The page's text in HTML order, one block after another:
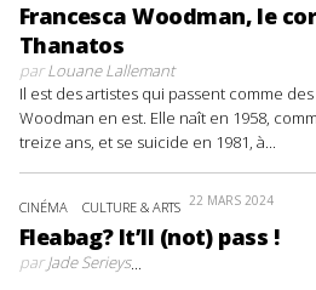
Francesca Woodman, le
Thanatos
parLouane Lallemant
Il est des artistes qui passent comme
Woodman en est. Elle naît en 1958,
treize ans, et se suicide en 1981, à...
CINÉMA CULTURE & ARTS 22 MARS 2024
Fleabag? It’ll (not) pass !
parJade Serieys...